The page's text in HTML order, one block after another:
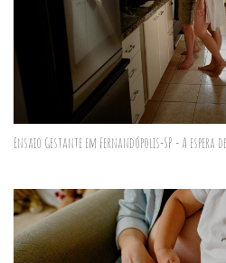
Ensaio Gestante em Fernandópolis-SP - A espera